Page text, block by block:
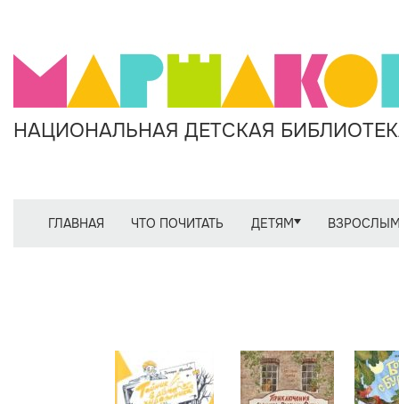
НАЦИОНАЛЬНАЯ ДЕТСКАЯ
ГЛАВНАЯ ЧТО ПОЧИТАТЬ ДЕТЯМ